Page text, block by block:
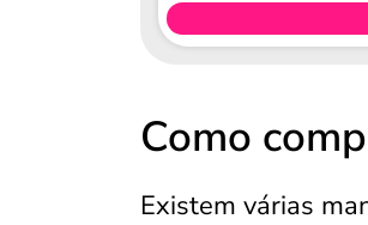
Como
Existem várias